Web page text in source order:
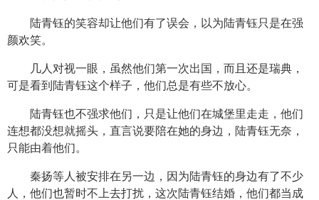
陆青钰的笑容却让他们有了误会，以为陆青钰只是在强
颜欢笑。
几人对视一眼，虽然他们第一次出国，而且还是瑞典，
可是看到陆青钰这个样子，他们总是有些不放心。
陆青钰也不强求他们，只是让他们在城堡里走走，他们
连想都没想就摇头，直言说要陪在她的身边，陆青钰无奈，
只能由着他们。
秦扬等人被安排在另一边，因为陆青钰的身边有了不少
人，他们也暂时不上去打扰，这次陆青钰结婚，他们都当成